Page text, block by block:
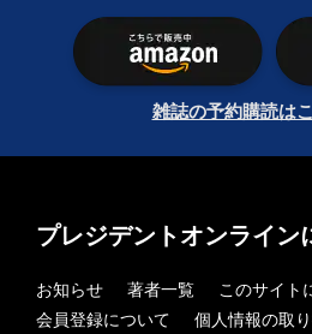
雑誌の予約購読は
プレジデントオンライン
お知らせ 著者一覧
このサイト
会員登録について
個人情報の取